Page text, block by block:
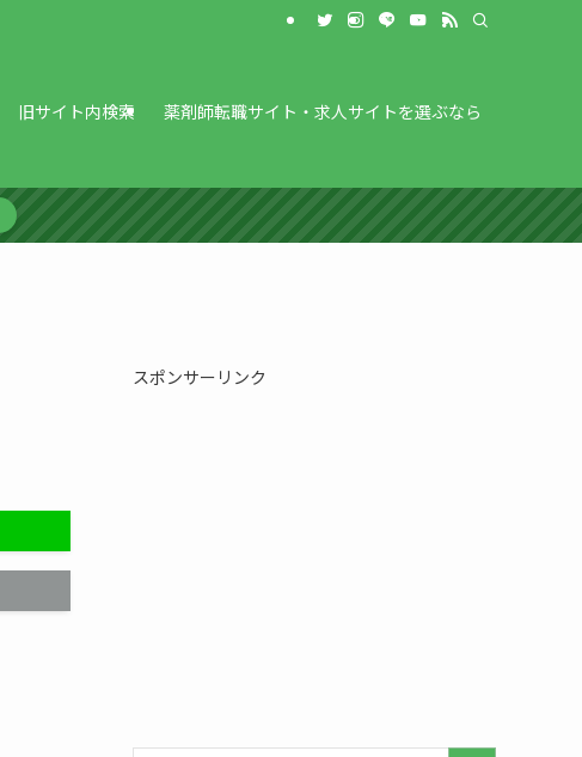
旧サイト内検索 薬剤師転職サイト・求人サイトを選ぶなら
スポンサーリンク